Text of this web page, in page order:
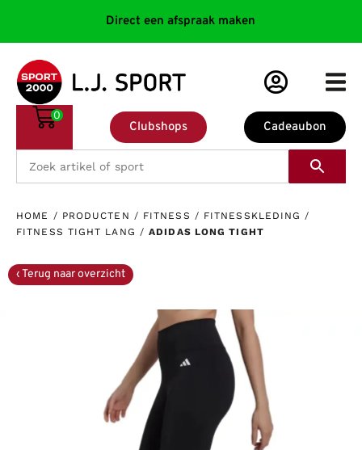
Direct een afspraak maken
Cadeaubon
Clubshops
0
HOME / PRODUCTEN / FITNESS / FITNESSKLEDING /
FITNESS TIGHT LANG /ADIDAS LONG TIGHT